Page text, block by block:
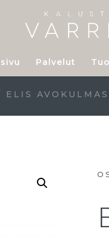
Palvelut
ELIS